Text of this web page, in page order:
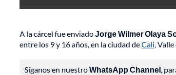
A la cárcel fue enviadoJorge Wilmer Olaya
entre los 9 y 16 años, en la ciudad deCali,Valle
Síganos en nuestroWhatsApp Channel,